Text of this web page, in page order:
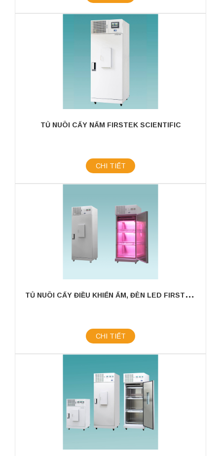
TỦ NUÔI CẤY NẤM FIRSTEK SCIENTIFIC
CHI TIẾT
T
Ủ NUÔI CẤY ĐIỀU KHIỂN ẨM, ĐÈN LED FIRSTEK SCIENTIFIC
CHI TIẾT